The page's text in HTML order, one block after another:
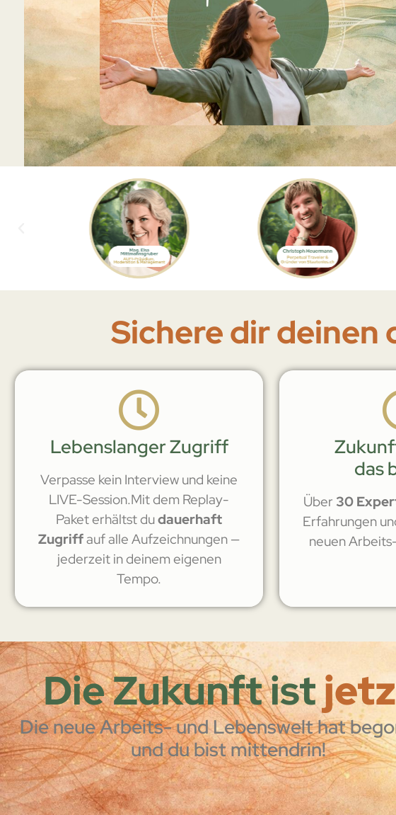
Sichere dir
Lebenslanger Zugriff
Verpasse kein Interview und keine
LIVE-Session.Mit dem Replay-
Paket erhältst dudauerhaft
Zugriffauf alle Aufzeichnungen —
jederzeit in deinem eigenen
Tempo.
das
Über 30
Erfahrungen
neuen
Die Zukunft ist
Die neue Arbeits- und Lebenswelt hat
und du bist mittendrin!